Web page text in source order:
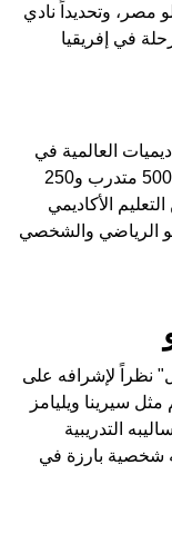
مصر، وتحديداً نادي
في إفريقيا
العالمية في
مجال التنس، حيث تستقبل سنوياً أكثر من 5000 متدرب و250
الأكاديمي
الرياضي والشخصي
نظراً لإشرافه على
سيرينا ويليامز
التدريبية
شخصية بارزة في